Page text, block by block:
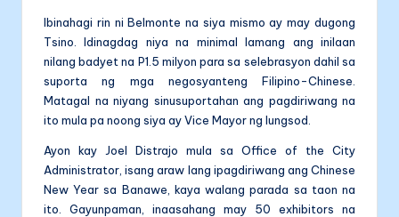
Ibinahagi rin ni Belmonte na siya mismo ay may dugong
Tsino. Idinagdag niya na minimal lamang ang inilaan
nilang badyet na P1.5 milyon para sa selebrasyon dahil sa
suporta ng mga negosyanteng Filipino-Chinese.
Matagal na niyang sinusuportahan ang pagdiriwang na
ito mula pa noong siya ay Vice Mayor ng lungsod.
Ayon kay Joel Distrajo mula sa Office of the City
Administrator, isang araw lang ipagdiriwang ang Chinese
New Year sa Banawe, kaya walang parada sa taon na
ito. Gayunpaman, inaasahang may 50 exhibitors na